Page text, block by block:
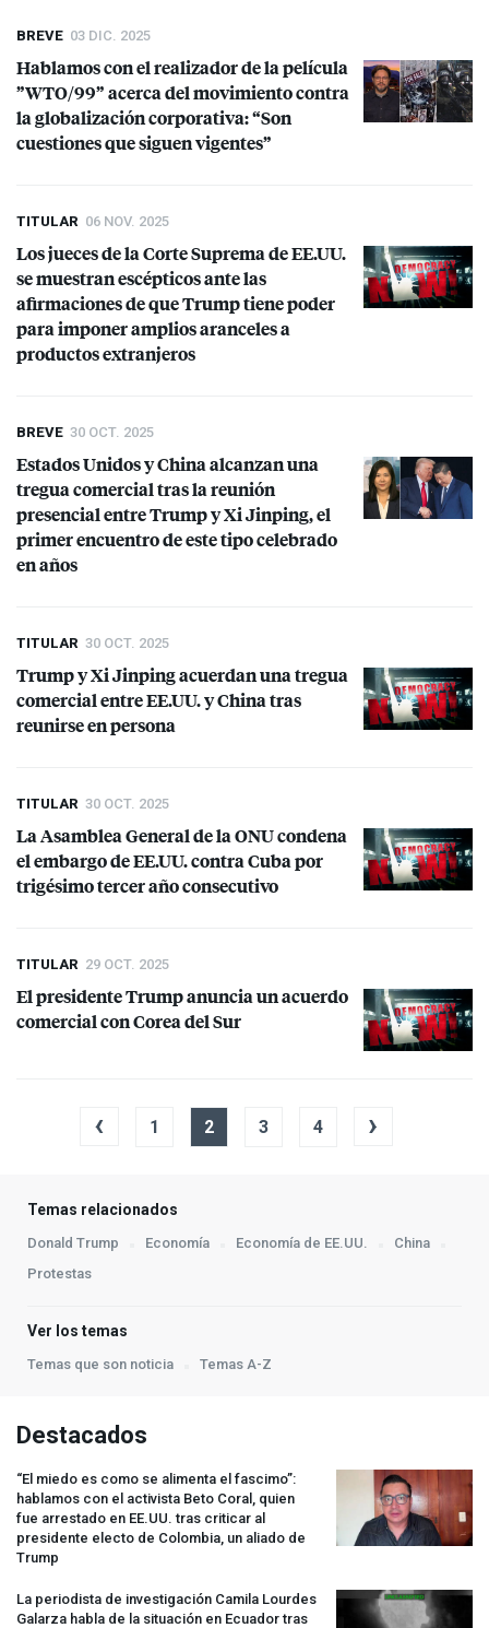
BREVE 03 DIC. 2025
Hablamos con el realizador de la película
”WTO/99” acerca del movimiento contra
la globalización corporativa: “Son
cuestiones que siguen vigentes”
TITULAR 06 NOV. 2025
Los jueces de la Corte Suprema de EE.UU.
se muestran escépticos ante las
afirmaciones de que Trump tiene poder
para imponer amplios aranceles a
productos extranjeros
BREVE 30 OCT. 2025
Estados Unidos y China alcanzan una
tregua comercial tras la reunión
presencial entre Trump y Xi Jinping, el
primer encuentro de este tipo celebrado
en años
TITULAR 30 OCT. 2025
Trump y Xi Jinping acuerdan una tregua
comercial entre EE.UU. y China tras
reunirse en persona
TITULAR 30 OCT. 2025
La Asamblea General de laONUcondena
el embargo de EE.UU. contra Cuba por
trigésimo tercer año consecutivo
TITULAR 29 OCT. 2025
El presidente Trump anuncia un acuerdo
comercial con Corea del Sur
‹ 1 2 3 4 ›
Temas relacionados
Donald Trump Economía Economía de EE.UU.
China
Protestas
Ver los temas
Temas que son noticia Temas A-Z
Destacados
“El miedo es como se alimenta el fascimo”:
hablamos con el activista Beto Coral, quien
fue arrestado en EE.UU. tras criticar al
presidente electo de Colombia, un aliado de
Trump
La periodista de investigación Camila Lourdes
Galarza habla de la situación en Ecuador tras